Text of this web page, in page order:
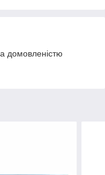
домовленістю